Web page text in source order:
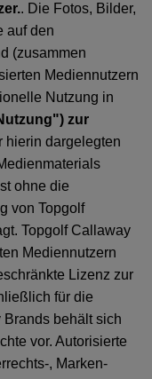
. Die Fotos, Bilder,
auf den
(zusammen
Mediennutzern
Nutzung in
zur
hierin dargelegten
ohne die
von Topgolf
Topgolf Callaway
Mediennutzern
Lizenz zur
für die
behält sich
vor. Autorisierte
, Marken-